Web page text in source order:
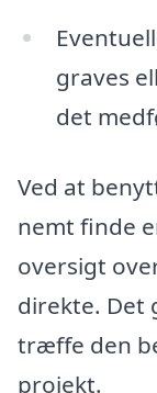
graves
det
Ved at
nemt finde
oversigt
direkte. Det
træffe den
projekt.